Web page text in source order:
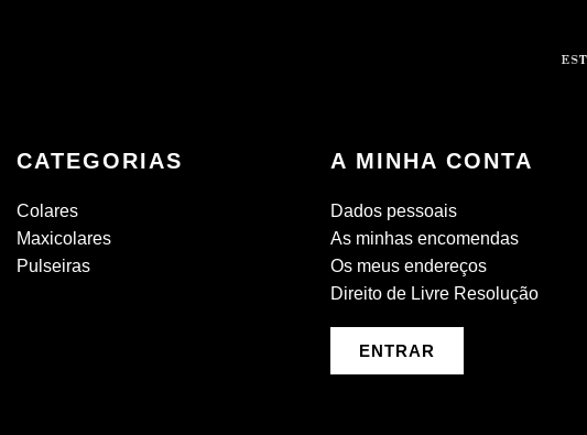
CATEGORIAS
Colares
Maxicolares
Pulseiras
A MINHA CONTA
Dados pessoais
As minhas encomendas
Os meus endereços
Direito de Livre Resolução
ENTRAR